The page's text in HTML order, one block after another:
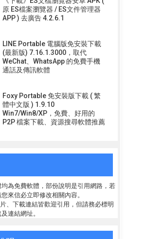
原 ES檔案瀏覽器 / ES文件管理器
APP ) 去廣告 4.2.6.1
LINE Portable 電腦版免安裝下載
(最新版) 7.16.1.3000，取代
WeChat、WhatsApp 的免費手機
通話及傳訊軟體
Foxy Portable 免安裝版下載 ( 繁
體中文版 ) 1.9.10
Win7/Win8/XP，免費、好用的
P2P 檔案下載、資源搜尋軟體推薦
為免費軟體，部份說明是引用網路，若
來信必立即修改相關內容。
、下載連結皆歡迎引用，但請務必標明
連結網址。